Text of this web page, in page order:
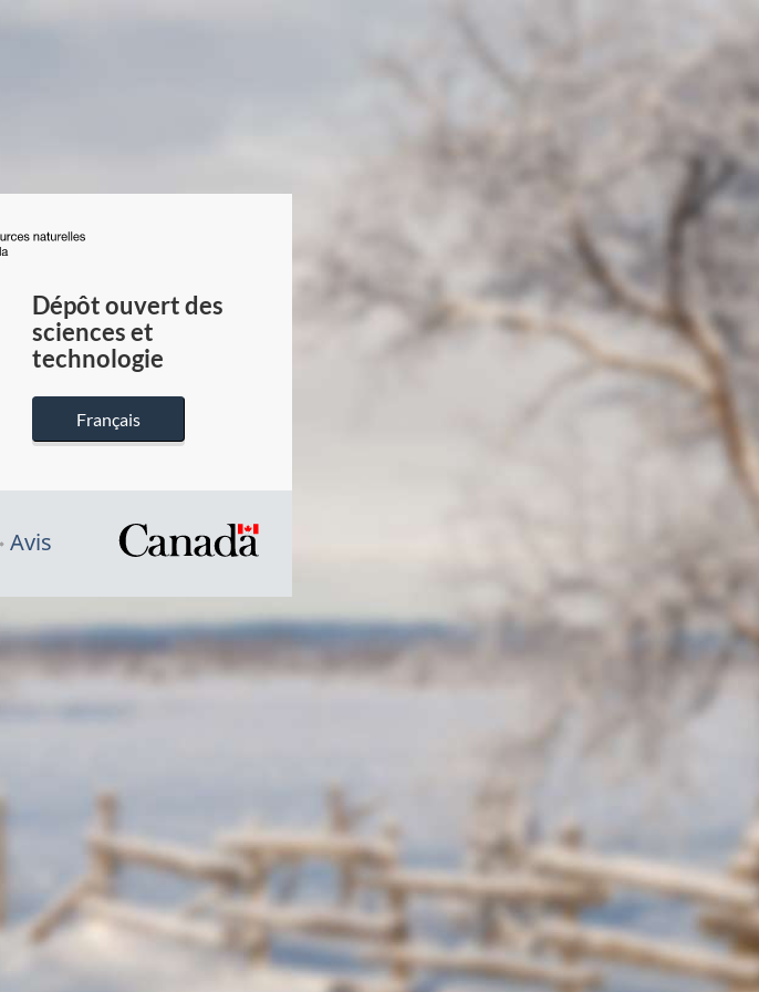
du
Canada
Dépôt ouvert des
sciences et
technologie
Français
Avis
/
du
gouvernement
du